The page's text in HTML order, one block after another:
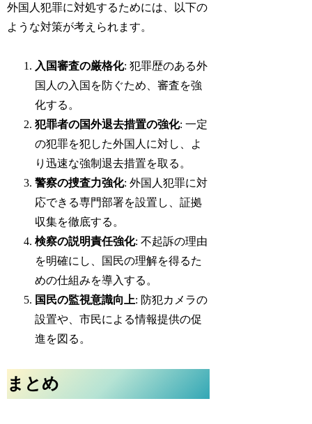
外国人犯罪に対処するためには、以下の
ような対策が考えられます。
入国審査の厳格化: 犯罪歴のある外
国人の入国を防ぐため、審査を強
化する。
犯罪者の国外退去措置の強化: 一定
の犯罪を犯した外国人に対し、よ
り迅速な強制退去措置を取る。
警察の捜査力強化: 外国人犯罪に対
応できる専門部署を設置し、証拠
収集を徹底する。
検察の説明責任強化: 不起訴の理由
を明確にし、国民の理解を得るた
めの仕組みを導入する。
国民の監視意識向上: 防犯カメラの
設置や、市民による情報提供の促
進を図る。
まとめ